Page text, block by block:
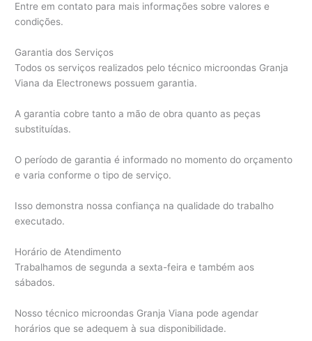
Entre em contato para mais informações sobre valores e
condições.
Garantia dos Serviços
Todos os serviços realizados pelo técnico microondas Granja
Viana da Electronews possuem garantia.
A garantia cobre tanto a mão de obra quanto as peças
substituídas.
O período de garantia é informado no momento do orçamento
e varia conforme o tipo de serviço.
Isso demonstra nossa confiança na qualidade do trabalho
executado.
Horário de Atendimento
Trabalhamos de segunda a sexta-feira e também aos
sábados.
Nosso técnico microondas Granja Viana pode agendar
horários que se adequem à sua disponibilidade.